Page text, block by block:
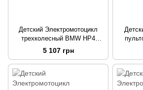
Детский Электромотоцикл
трехколесный BMW HP4
Красный
5 107 грн